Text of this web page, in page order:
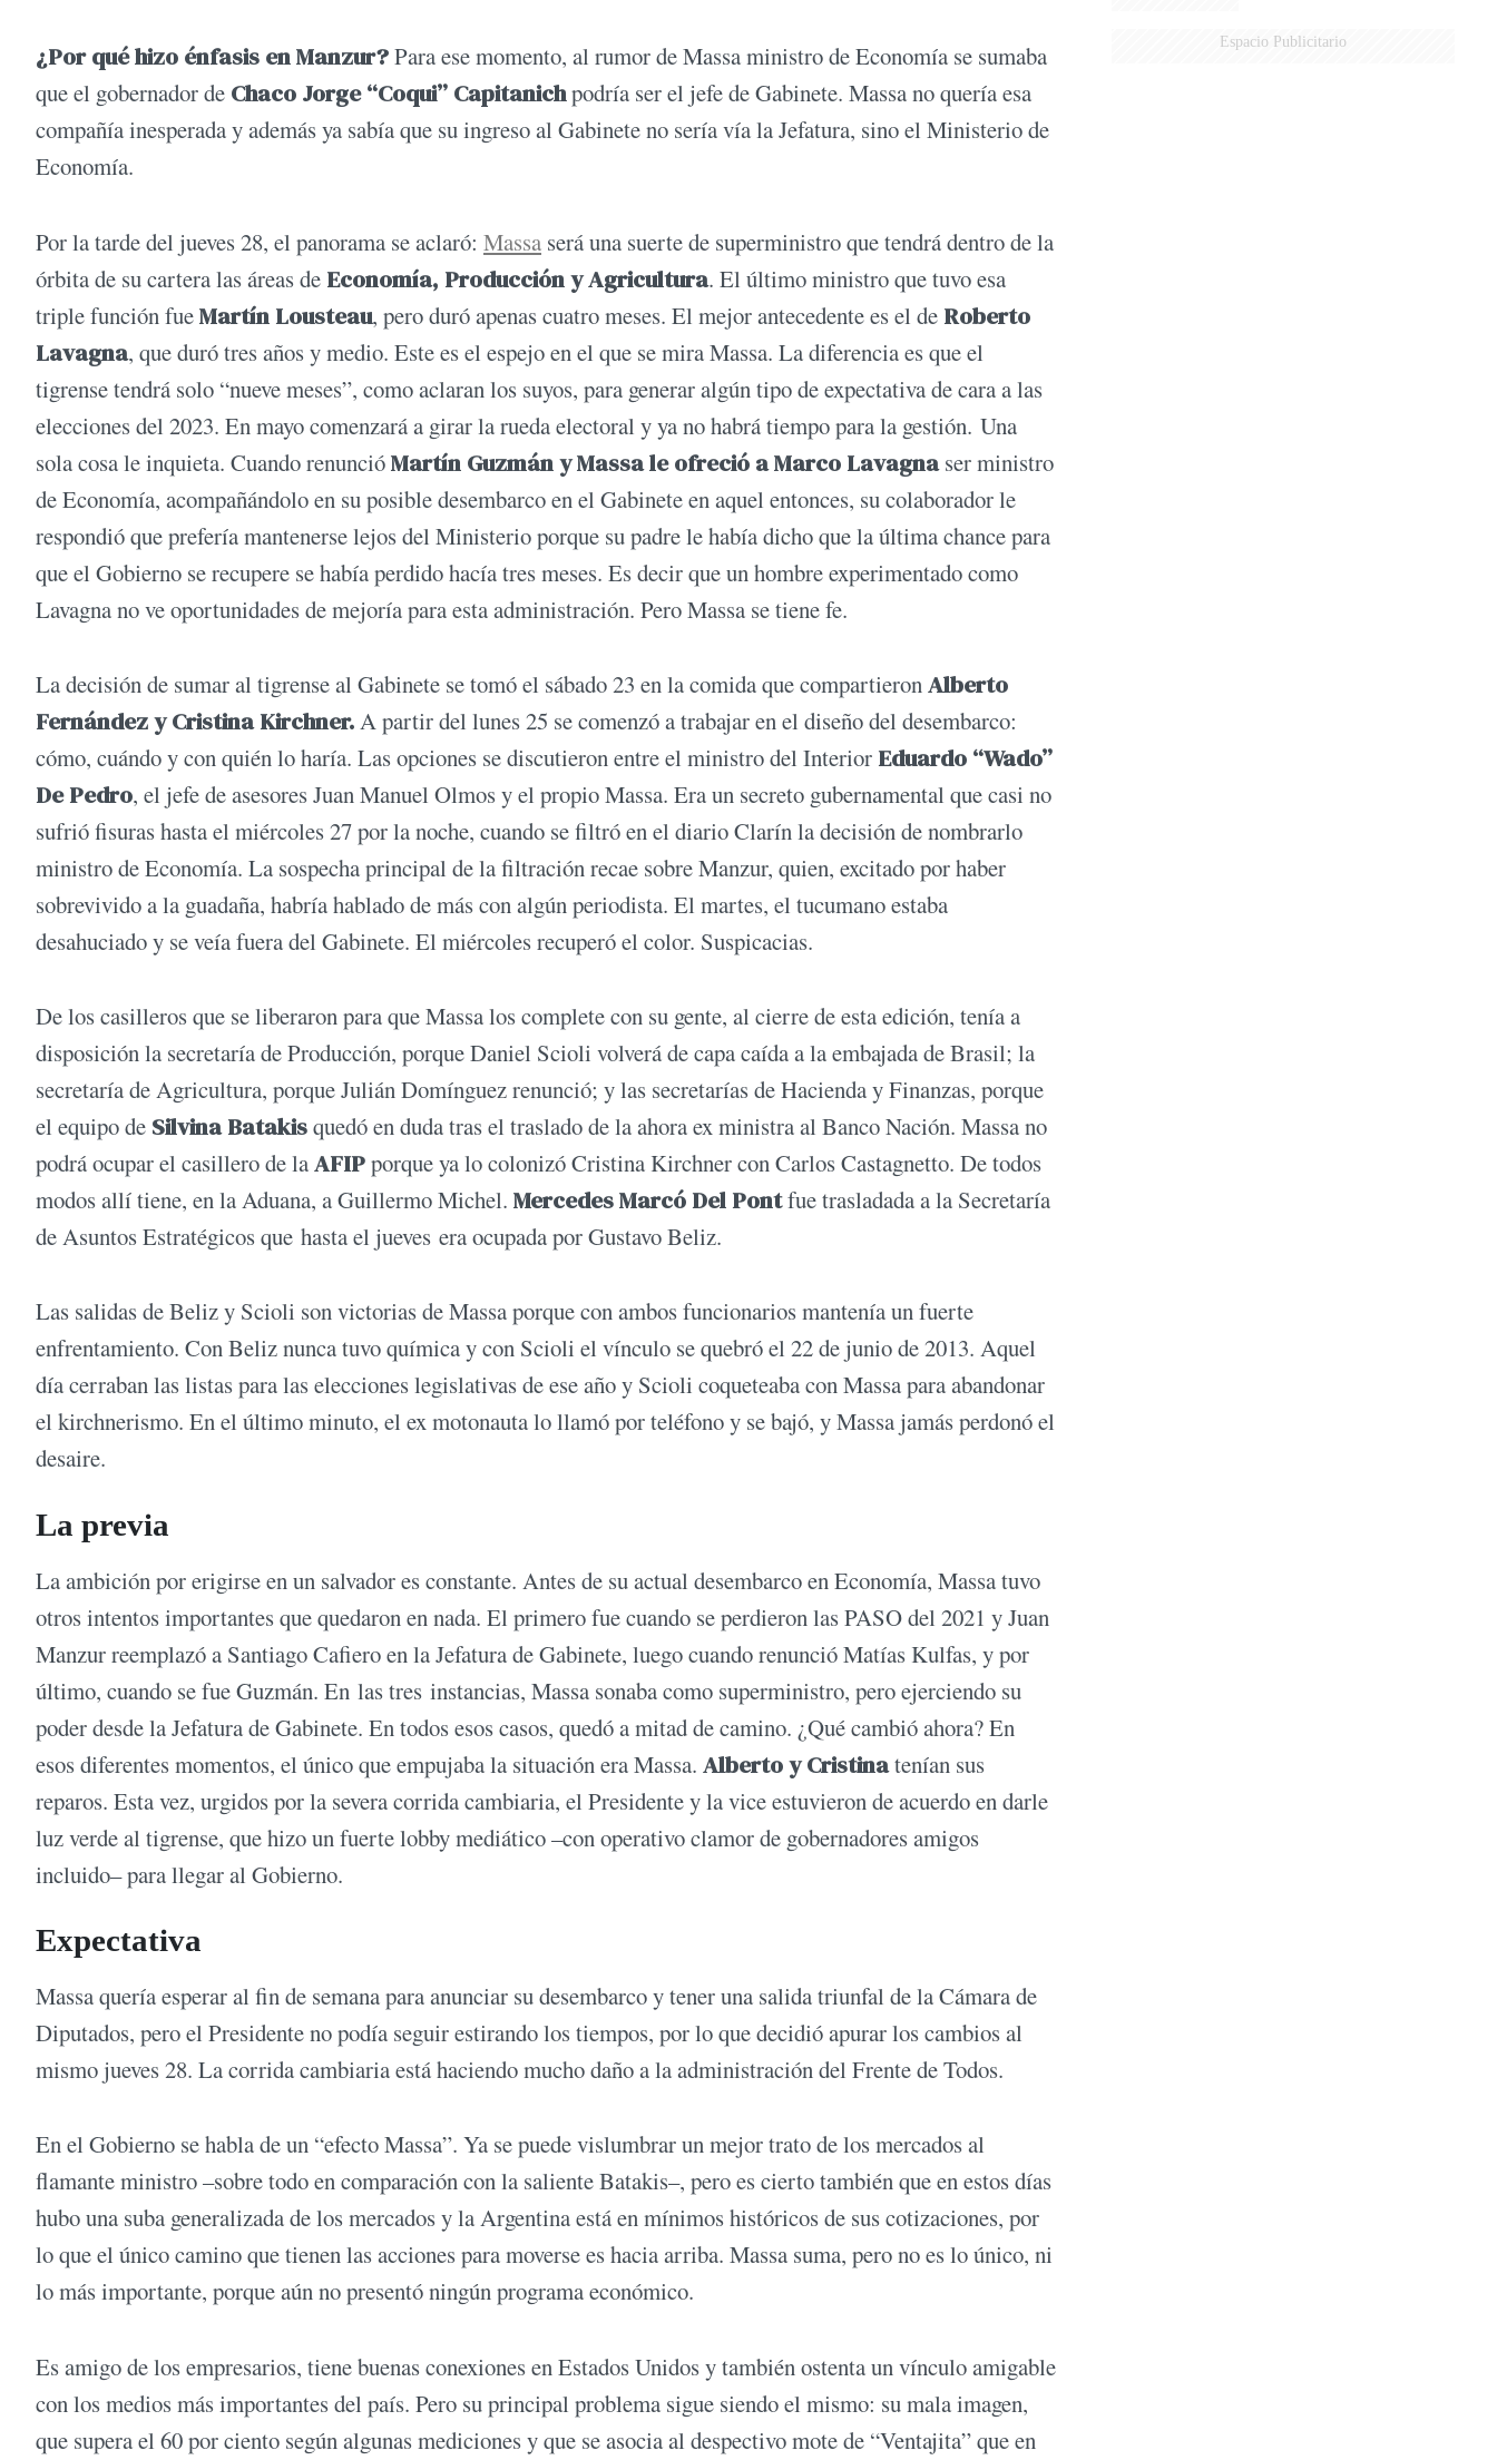
¿Por qué hizo énfasis en Manzur?Para ese momento, al rumor de Massa ministro de Economía se sumaba
que el gobernador de Chaco Jorge “Coqui” Capitanichpodría ser el jefe de Gabinete. Massa no quería esa
compañía inesperada y además ya sabía que su ingreso al Gabinete no sería vía la Jefatura, sino el Ministerio de
Economía.
Por la tarde del jueves 28, el panorama se aclaró: Massa será una suerte de superministro que tendrá dentro de la
órbita de su cartera las áreas de Economía, Producción y Agricultura. El último ministro que tuvo esa
triple función fueMartín Lousteau, pero duró apenas cuatro meses. El mejor antecedente es el de Roberto
Lavagna, que duró tres años y medio. Este es el espejo en el que se mira Massa. La diferencia es que el
tigrense tendrá solo “nueve meses”, como aclaran los suyos, para generar algún tipo de expectativa de cara a las
elecciones del 2023. En mayo comenzará a girar la rueda electoral y ya no habrá tiempo para la gestión. Una
sola cosa le inquieta. Cuando renuncióMartín Guzmán y Massa le ofreció a Marco Lavagnaser ministro
de Economía, acompañándolo en su posible desembarco en el Gabinete en aquel entonces, su colaborador le
respondió que prefería mantenerse lejos del Ministerio porque su padre le había dicho que la última chance para
que el Gobierno se recupere se había perdido hacía tres meses. Es decir que un hombre experimentado como
Lavagna no ve oportunidades de mejoría para esta administración. Pero Massa se tiene fe.
La decisión de sumar al tigrense al Gabinete se tomó el sábado 23 en la comida que compartieronAlberto
Fernández y Cristina Kirchner.A partir del lunes 25 se comenzó a trabajar en el diseño del desembarco:
cómo, cuándo y con quién lo haría. Las opciones se discutieron entre el ministro del Interior Eduardo “Wado”
De Pedro, el jefe de asesores Juan Manuel Olmos y el propio Massa. Era un secreto gubernamental que casi no
sufrió fisuras hasta el miércoles 27 por la noche, cuando se filtró en el diario Clarín la decisión de nombrarlo
ministro de Economía. La sospecha principal de la filtración recae sobre Manzur, quien, excitado por haber
sobrevivido a la guadaña, habría hablado de más con algún periodista. El martes, el tucumano estaba
desahuciado y se veía fuera del Gabinete. El miércoles recuperó el color. Suspicacias.
De los casilleros que se liberaron para que Massa los complete con su gente, al cierre de esta edición, tenía a
disposición la secretaría de Producción, porque Daniel Scioli volverá de capa caída a la embajada de Brasil; la
secretaría de Agricultura, porque Julián Domínguez renunció; y las secretarías de Hacienda y Finanzas, porque
el equipo de Silvina Batakisquedó en duda tras el traslado de la ahora ex ministra al Banco Nación. Massa no
podrá ocupar el casillero de laAFIPporque ya lo colonizó Cristina Kirchner con Carlos Castagnetto. De todos
modos allí tiene, en la Aduana, a Guillermo Michel. Mercedes Marcó Del Pontfue trasladada a la Secretaría
de Asuntos Estratégicos que hasta el jueves era ocupada por Gustavo Beliz.
Las salidas de Beliz y Scioli son victorias de Massa porque con ambos funcionarios mantenía un fuerte
enfrentamiento. Con Beliz nunca tuvo química y con Scioli el vínculo se quebró el 22 de junio de 2013. Aquel
día cerraban las listas para las elecciones legislativas de ese año y Scioli coqueteaba con Massa para abandonar
el kirchnerismo. En el último minuto, el ex motonauta lo llamó por teléfono y se bajó, y Massa jamás perdonó el
desaire.
La previa
La ambición por erigirse en un salvador es constante. Antes de su actual desembarco en Economía, Massa tuvo
otros intentos importantes que quedaron en nada. El primero fue cuando se perdieron las PASO del 2021 y Juan
Manzur reemplazó a Santiago Cafiero en la Jefatura de Gabinete, luego cuando renunció Matías Kulfas, y por
último, cuando se fue Guzmán. En las tres instancias, Massa sonaba como superministro, pero ejerciendo su
poder desde la Jefatura de Gabinete. En todos esos casos, quedó a mitad de camino. ¿Qué cambió ahora? En
esos diferentes momentos, el único que empujaba la situación era Massa. Alberto y Cristinatenían sus
reparos. Esta vez, urgidos por la severa corrida cambiaria, el Presidente y la vice estuvieron de acuerdo en darle
luz verde al tigrense, que hizo un fuerte lobby mediático –con operativo clamor de gobernadores amigos
incluido– para llegar al Gobierno.
Expectativa
Massa quería esperar al fin de semana para anunciar su desembarco y tener una salida triunfal de la Cámara de
Diputados, pero el Presidente no podía seguir estirando los tiempos, por lo que decidió apurar los cambios al
mismo jueves 28. La corrida cambiaria está haciendo mucho daño a la administración del Frente de Todos.
En el Gobierno se habla de un “efecto Massa”. Ya se puede vislumbrar un mejor trato de los mercados al
flamante ministro –sobre todo en comparación con la saliente Batakis–, pero es cierto también que en estos días
hubo una suba generalizada de los mercados y la Argentina está en mínimos históricos de sus cotizaciones, por
lo que el único camino que tienen las acciones para moverse es hacia arriba. Massa suma, pero no es lo único, ni
lo más importante, porque aún no presentó ningún programa económico.
Es amigo de los empresarios, tiene buenas conexiones en Estados Unidos y también ostenta un vínculo amigable
con los medios más importantes del país. Pero su principal problema sigue siendo el mismo: su mala imagen,
que supera el 60 por ciento según algunas mediciones y que se asocia al despectivo mote de “Ventajita” que en
Espacio Publicitario